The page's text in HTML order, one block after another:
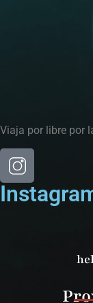
Viaja por libre por